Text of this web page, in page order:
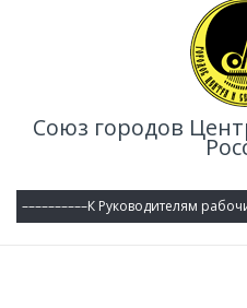
Союз городов